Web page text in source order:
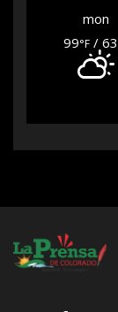
mon
99°F / 63